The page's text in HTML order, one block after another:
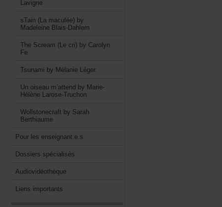
Lavigne
sTain(Lamaculée)by
MadeleineBlais-Dahlem
TheScream(Lecri)byCarolyn
Fe
TsunamibyMélanieLéger
Unoiseaum’attendbyMarie-
HélèneLarose-Truchon
WollstonecraftbySarah
Berthiaume
Pourlesenseignant.e.s
Dossiersspécialisés
Audiovidéothèque
Liensimportants